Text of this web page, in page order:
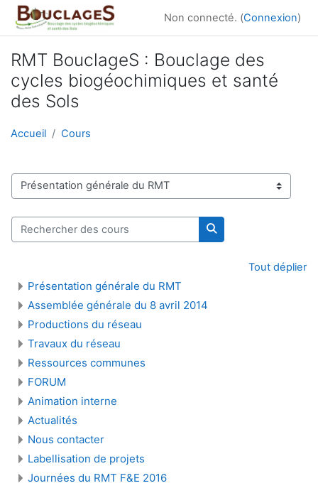
Passer au contenu principal
Non connecté. (Connexion)
RMT BouclageS : Bouclage des
cycles biogéochimiques et santé
des Sols
Accueil Cours
Catégories de cours
Rechercher des cours
Rechercher des
Tout déplier
Présentation générale du RMT
Assemblée générale du 8 avril 2014
Productions du réseau
Travaux du réseau
Ressources communes
FORUM
Animation interne
Actualités
Nous contacter
Labellisation de projets
Journées du RMT F&E 2016